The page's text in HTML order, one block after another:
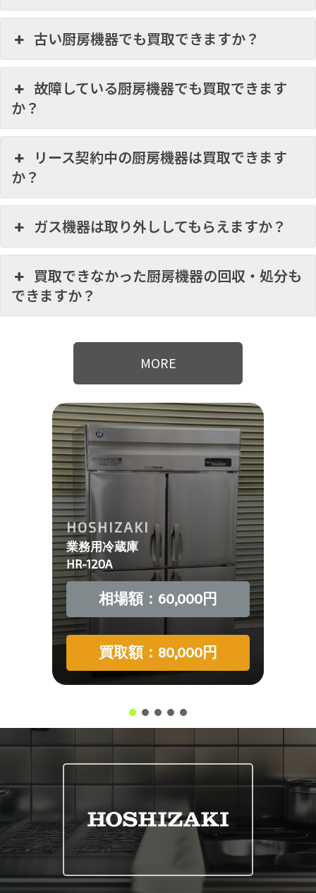
古い厨房機器でも買取できますか？
故障している厨房機器でも買取できます
か？
リース契約中の厨房機器は買取できます
か？
ガス機器は取り外ししてもらえますか？
買取できなかった厨房機器の回収・処分も
できますか？
MORE
HOSHIZAKI
業務用冷蔵庫
HR-120A
相場額：60,000円
買取額：80,000円